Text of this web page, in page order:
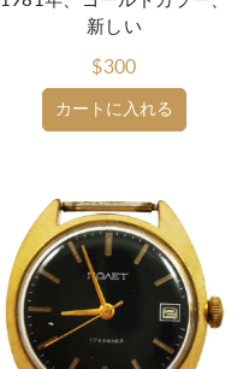
カートに入れる
新しい
$300